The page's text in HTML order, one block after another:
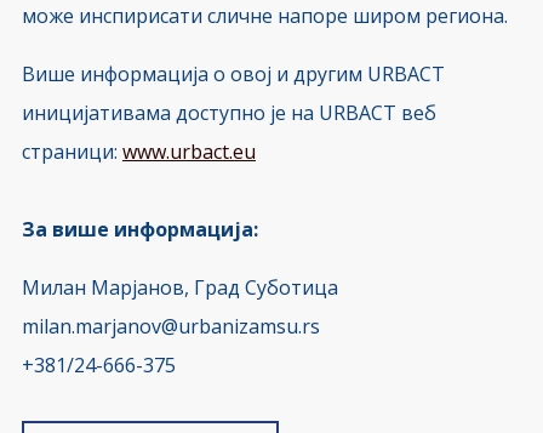
може инспирисати сличне напоре широм региона.
Више информација о овој и другим URBACT
иницијативама доступно је на URBACT веб
страници: www.urbact.eu
За више информација:
Милан Марјанов, Град Суботица
milan.marjanov@urbanizamsu.rs
+381/24-666-375